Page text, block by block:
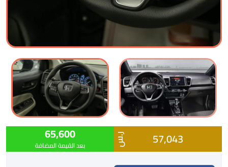
57,043 ر.س 65,600
بعد القيمة المضافة